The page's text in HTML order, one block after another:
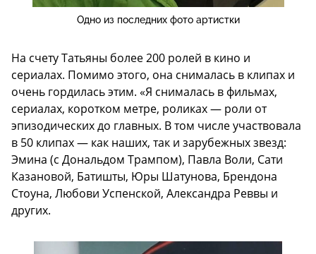
Одно из последних фото артистки
На счету Татьяны более 200 ролей в кино и
сериалах. Помимо этого, она снималась в клипах и
очень гордилась этим. «Я снималась в фильмах,
сериалах, коротком метре, роликах — роли от
эпизодических до главных. В том числе участвовала
в 50 клипах — как наших, так и зарубежных звезд:
Эмина (с Дональдом Трампом), Павла Воли, Сати
Казановой, Батишты, Юры Шатунова, Брендона
Стоуна, Любови Успенской, Александра Реввы и
других.